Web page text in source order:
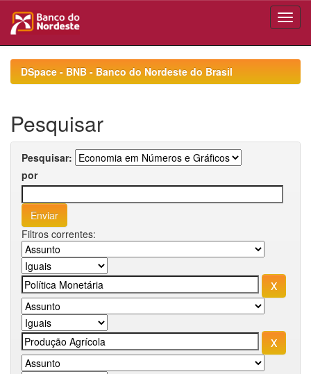
navigationDSpace - BNB - Banco do Nordeste do Brasil
Pesquisar
Pesquisar:
por
Filtros correntes: